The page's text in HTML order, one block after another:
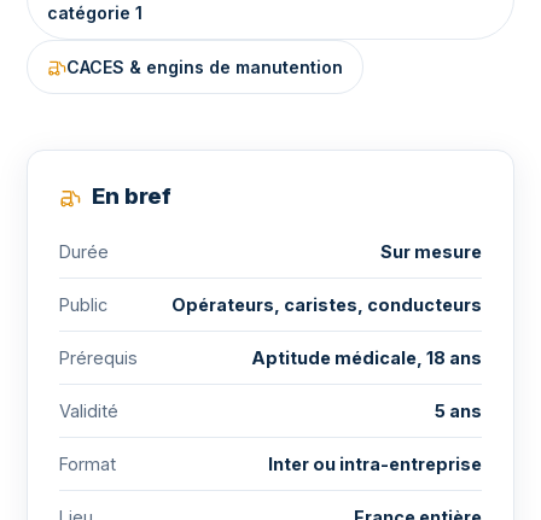
catégorie 1
CACES & engins de manutention
En bref
Durée Sur mesure
Public Opérateurs, caristes, conducteurs
Prérequis Aptitude médicale, 18 ans
Validité 5 ans
Format Inter ou intra-entreprise